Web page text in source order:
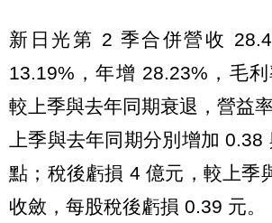
新日光第 2 季合併營收
13.19%，年增 28.23%，毛利
較上季與去年同期衰退，營益
上季與去年同期分別增加
點；稅後虧損 4 億元，較上季
收斂，每股稅後虧損 0.39 元。